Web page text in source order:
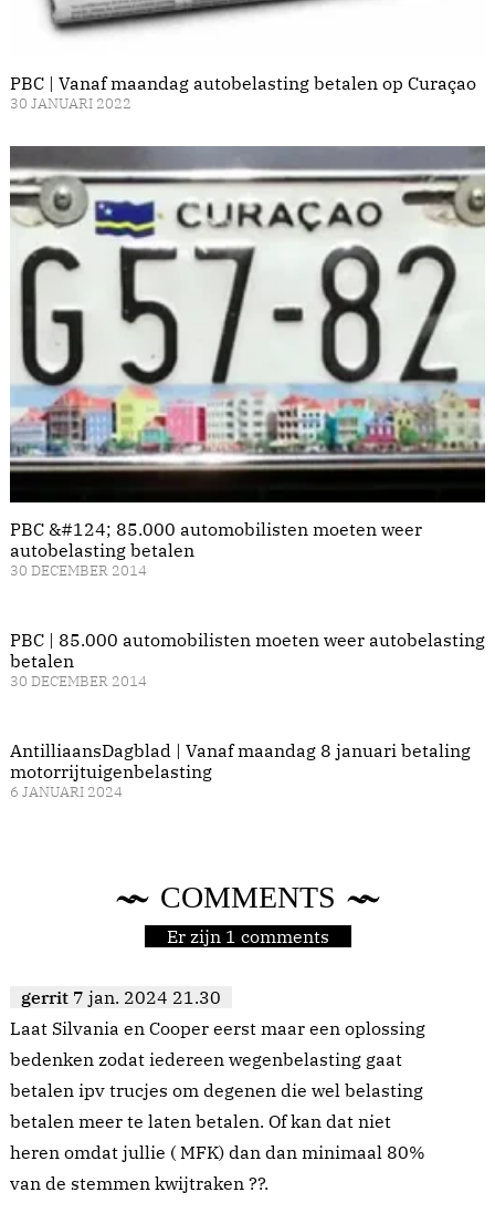
PBC | Vanaf maandag autobelasting betalen op Curaçao
30 JANUARI 2022
PBC &#124; 85.000 automobilisten moeten weer
autobelasting betalen
30 DECEMBER 2014
PBC | 85.000 automobilisten moeten weer autobelasting
betalen
30 DECEMBER 2014
AntilliaansDagblad | Vanaf maandag 8 januari betaling
motorrijtuigenbelasting
6 JANUARI 2024
COMMENTS
Er zijn 1 comments
gerrit 7 jan. 2024 21.30
Laat Silvania en Cooper eerst maar een oplossing
bedenken zodat iedereen wegenbelasting gaat
betalen ipv trucjes om degenen die wel belasting
betalen meer te laten betalen. Of kan dat niet
heren omdat jullie ( MFK) dan dan minimaal 80%
van de stemmen kwijtraken ??.